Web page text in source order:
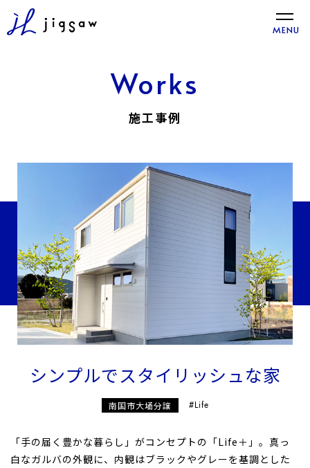
toggle
MENU
Works
施工事例
シンプルでスタイリッシュな家
南国市大埇分譲 #Life
「手の届く豊かな暮らし」がコンセプトの「Life＋」。真っ
白なガルバの外観に、内観はブラックやグレーを基調とした